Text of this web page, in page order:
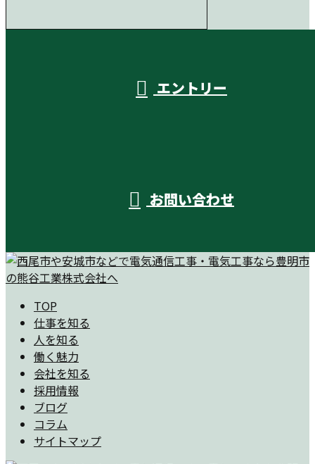
エントリー
お問い合わせ
TOP
仕事を知る
人を知る
働く魅力
会社を知る
採用情報
ブログ
コラム
サイトマップ